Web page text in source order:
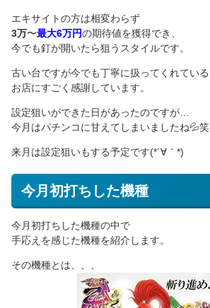
エキサイトの方は相変わらず
3万〜最大6万円の期待値を獲得でき、
今でも釘が開いたら狙うスタイルです。
古い台ですが今でも丁寧に扱ってくれている
お店にすごく感謝しています。
設定狙いができた日があったのですが…
今月はパチンコに甘えてしまいましたね💦笑
来月は設定狙いもする予定です(*´∀｀*)
今月初打ちした機種
今月初打ちした機種の中で
手応えを感じた機種を紹介します。
その機種とは、、、